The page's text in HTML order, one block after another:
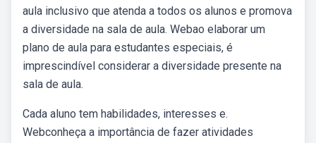
aula inclusivo que atenda a todos os alunos e promova
a diversidade na sala de aula. Webao elaborar um
plano de aula para estudantes especiais, é
imprescindível considerar a diversidade presente na
sala de aula.
Cada aluno tem habilidades, interesses e.
Webconheça a importância de fazer atividades